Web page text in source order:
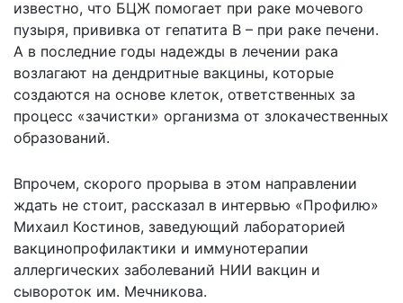
известно, что БЦЖ помогает при раке мочевого
пузыря, прививка от гепатита В – при раке печени.
А в последние годы надежды в лечении рака
возлагают на дендритные вакцины, которые
создаются на основе клеток, ответственных за
процесс «зачистки» организма от злокачественных
образований.
Впрочем, скорого прорыва в этом направлении
ждать не стоит, рассказал в интервью «Профилю»
Михаил Костинов, заведующий лабораторией
вакцинопрофилактики и иммунотерапии
аллергических заболеваний НИИ вакцин и
сывороток им. Мечникова.